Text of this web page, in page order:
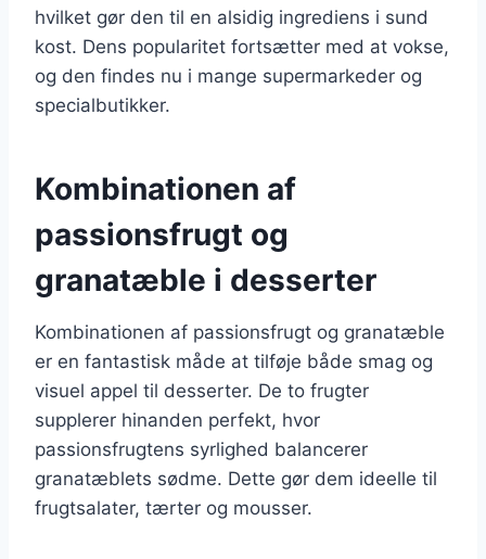
hvilket gør den til en alsidig ingrediens i sund
kost. Dens popularitet fortsætter med at vokse,
og den findes nu i mange supermarkeder og
specialbutikker.
Kombinationen af
passionsfrugt og
granatæble i desserter
Kombinationen af passionsfrugt og granatæble
er en fantastisk måde at tilføje både smag og
visuel appel til desserter. De to frugter
supplerer hinanden perfekt, hvor
passionsfrugtens syrlighed balancerer
granatæblets sødme. Dette gør dem ideelle til
frugtsalater, tærter og mousser.